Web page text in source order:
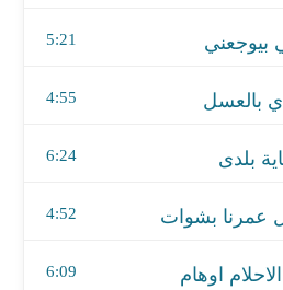
5:21
4:55
6:24
4:52
كل الاحلام اوهام
6:09
احنا تعبنا ومش زيكو وانتو مصرفكم
الديقه بجد خنيقه